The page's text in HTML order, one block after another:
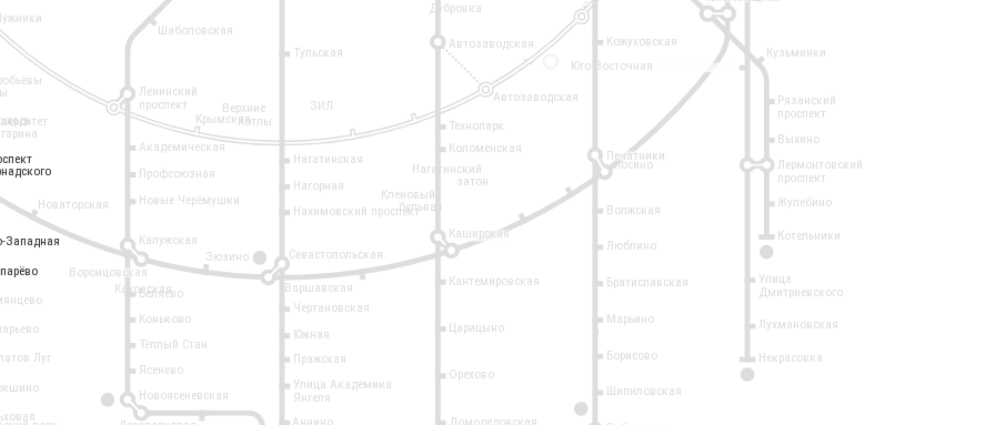
11
14
Академическая
Профсоюзная
Новые Черёмушки
Калужская
Беляево
Коньково
Тёплый Стан
Ясенево
Новоясеневская
Нагатинская
Нагорная
Нахимовский проспект
Севастопольская
Чертановская
Южная
Пражская
Улица Академика
Янгеля
ЗИЛ
Верхние
Котлы
Крымская
Кузьминки
Рязанский
проспект
Выхино
Лермонтовский
проспект
Жулебино
Котельники
Кожуховская
Печатники
Волжская
Люблино
Братиславская
Марьино
Борисово
Шипиловская
Технопарк
Коломенская
Каширская
Кантемировская
Царицыно
Орехово
Домодедовская
Ленинский
проспект
Шаболовская
Аннино
Западная
Варшавская
Тульская
Дубровка
Автозаводская
Каховская
Улица
Дмитриевского
Лухмановская
Некрасовка
Косино
Луг
Новаторская
Зюзино
Воронцовская
Автозаводская
Юго-Восточная
Кленовый
бульвар
Нагатинский
затон
Западная